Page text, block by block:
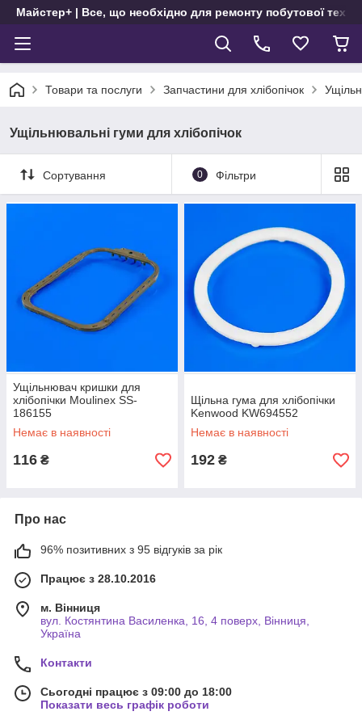
Майстер+ | Все, що необхідно для ремонту побутової
Товари та послуги Запчастини для хлібопічок
Ущільнювальні гуми для хлібопічок
Сортування 0 Фільтри
Ущільнювач кришки для
хлібопічки Moulinex SS-
186155
Немає в наявності
116 ₴
Щільна гума для хлібопічки
Kenwood KW694552
Немає в наявності
192 ₴
Про нас
96% позитивних з 95 відгуків за рік
Працює з 28.10.2016
м. Вінниця
вул. Костянтина Василенка, 16, 4 поверх, Вінниця,
Україна
Контакти
Сьогодні працює з 09:00 до 18:00
Показати весь графік роботи